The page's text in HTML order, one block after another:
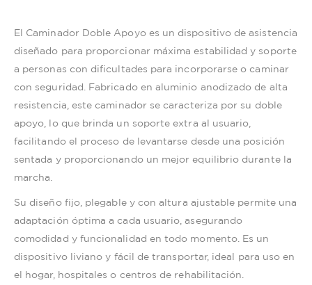
El Caminador Doble Apoyo es un dispositivo de asistencia
diseñado para proporcionar máxima estabilidad y soporte
a personas con dificultades para incorporarse o caminar
con seguridad. Fabricado en aluminio anodizado de alta
resistencia, este caminador se caracteriza por su doble
apoyo, lo que brinda un soporte extra al usuario,
facilitando el proceso de levantarse desde una posición
sentada y proporcionando un mejor equilibrio durante la
marcha.
Su diseño fijo, plegable y con altura ajustable permite una
adaptación óptima a cada usuario, asegurando
comodidad y funcionalidad en todo momento. Es un
dispositivo liviano y fácil de transportar, ideal para uso en
el hogar, hospitales o centros de rehabilitación.